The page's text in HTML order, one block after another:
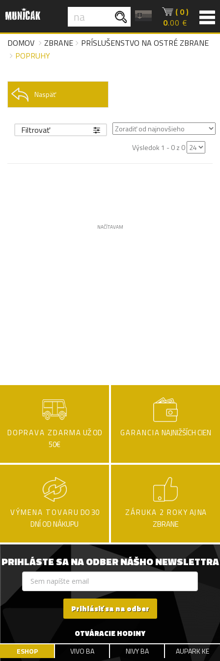
( 0 )
0.00 €
DOMOV
ZBRANE
PRÍSLUŠENSTVO NA OSTRÉ ZBRANE
POPRUHY
Naspäť
Filtrovať
Výsledok 1 - 0 z 0
NAČÍTAVAM
DOPRAVA ZDARMA UŽ OD
50€
GARANCIA NAJNIŽŠÍCH CIEN
VÝMENA TOVARU DO 30
DNÍ OD NÁKUPU
ZÁRUKA 2 ROKY AJ NA
ZBRANE
PRIHLÁSTE SA NA ODBER NÁŠHO NEWSLETTRA
Prihlásiť sa na odber
OTVÁRACIE HODINY
ESHOP VIVO BA NIVY BA AUPARK KE